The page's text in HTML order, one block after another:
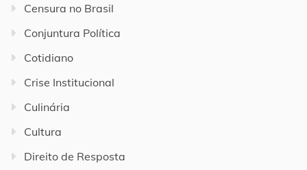
Censura no Brasil
Conjuntura Política
Cotidiano
Crise Institucional
Culinária
Cultura
Direito de Resposta